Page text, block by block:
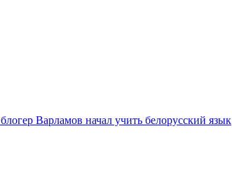
Варламов начал учить белорусский язык